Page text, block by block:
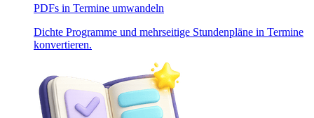
PDFs in Termine umwandeln
Dichte Programme und mehrseitige Stundenpläne in Termine
konvertieren.